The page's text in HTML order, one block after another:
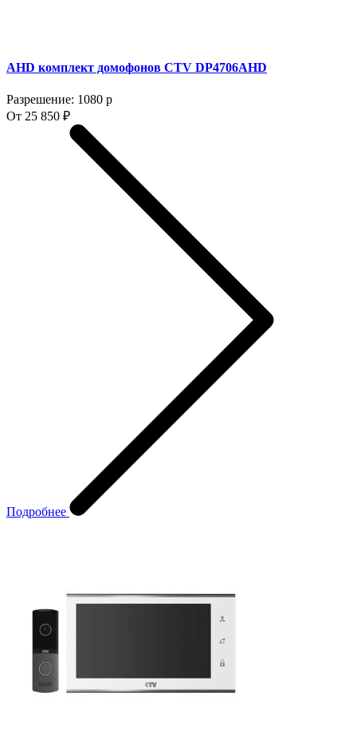
AHD комплект домофонов CTV DP4706AHD
Разрешение: 1080 p
От 25 850 ₽
Подробнее